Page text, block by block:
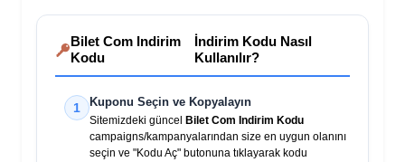
Bilet Com Indirim
Kodu
İndirim Kodu Nasıl
Kullanılır?
1 Kuponu Seçin ve Kopyalayın
Sitemizdeki güncel
Bilet Com Indirim Kodu
campaigns/kampanyalarından size en uygun olanını
seçin ve "Kodu Aç" butonuna tıklayarak kodu